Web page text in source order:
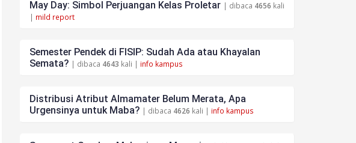
May Day: Simbol Perjuangan Kelas Proletar | dibaca 4656 kali
| mild report
Semester Pendek di FISIP: Sudah Ada atau Khayalan
Semata? | dibaca 4643 kali | info kampus
Distribusi Atribut Almamater Belum Merata, Apa
Urgensinya untuk Maba? | dibaca 4626 kali | info kampus